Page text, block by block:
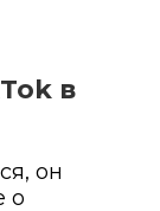
в
он
о